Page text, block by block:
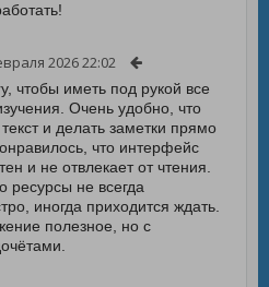
2026 22:02
чтобы иметь под рукой все
Очень удобно, что
и делать заметки прямо
что интерфейс
и не отвлекает от чтения.
ресурсы не всегда
иногда приходится ждать.
полезное, но с